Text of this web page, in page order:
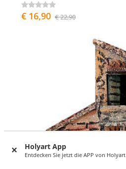
Holyart App
Entdecken Sie jetzt die APP von Holyart
€ 16,90 € 22,90